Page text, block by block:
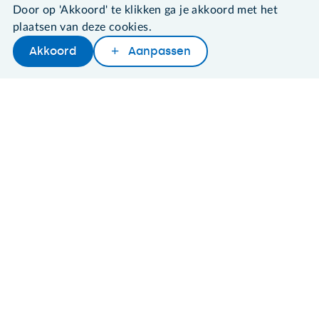
Later lezen Delen Woordenboek
©2026 SeniorWeb
Door op 'Akkoord' te klikken ga je akkoord met het
plaatsen van deze cookies.
Akkoord Aanpassen